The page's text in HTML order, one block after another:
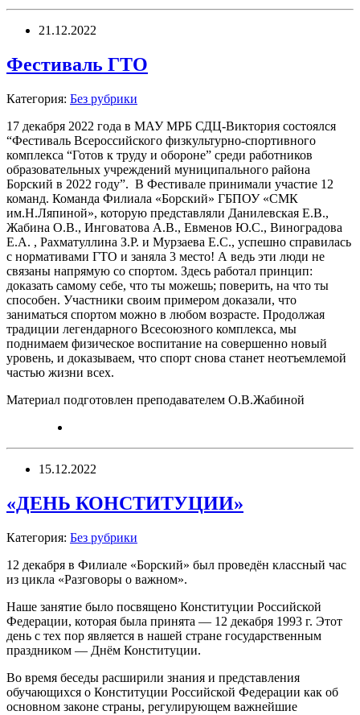
21.12.2022
Фестиваль ГТО
Категория: Без рубрики
17 декабря 2022 года в МАУ МРБ СДЦ-Виктория состоялся
“Фестиваль Всероссийского физкультурно-спортивного
комплекса “Готов к труду и обороне” среди работников
образовательных учреждений муниципального района
Борский в 2022 году”. В Фестивале принимали участие 12
команд. Команда Филиала «Борский» ГБПОУ «СМК
им.Н.Ляпиной», которую представляли Данилевская Е.В.,
Жабина О.В., Инговатова А.В., Евменов Ю.С., Виноградова
Е.А. , Рахматуллина З.Р. и Мурзаева Е.С., успешно справилась
с нормативами ГТО и заняла 3 место! А ведь эти люди не
связаны напрямую со спортом. Здесь работал принцип:
доказать самому себе, что ты можешь; поверить, на что ты
способен. Участники своим примером доказали, что
заниматься спортом можно в любом возрасте. Продолжая
традиции легендарного Всесоюзного комплекса, мы
поднимаем физическое воспитание на совершенно новый
уровень, и доказываем, что спорт снова станет неотъемлемой
частью жизни всех.
Материал подготовлен преподавателем О.В.Жабиной
15.12.2022
«ДЕНЬ КОНСТИТУЦИИ»
Категория: Без рубрики
12 декабря в Филиале «Борский» был проведён классный час
из цикла «Разговоры о важном».
Наше занятие было посвящено Конституции Российской
Федерации, которая была принята — 12 декабря 1993 г. Этот
день с тех пор является в нашей стране государственным
праздником — Днём Конституции.
Во время беседы расширили знания и представления
обучающихся о Конституции Российской Федерации как об
основном законе страны, регулирующем важнейшие